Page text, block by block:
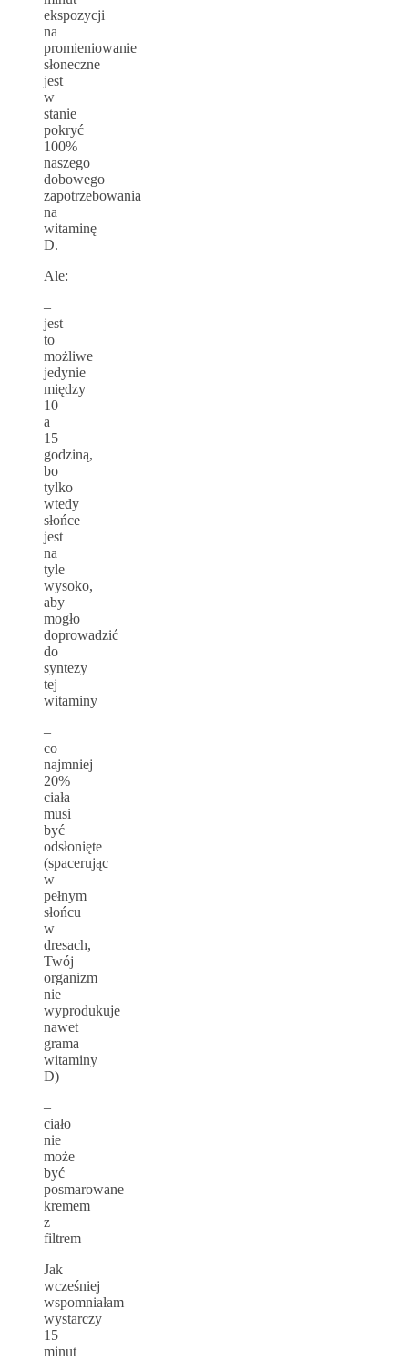
ekspozycji
na
promieniowanie
słoneczne
jest
w
stanie
pokryć
100%
naszego
dobowego
zapotrzebowania
na
witaminę
D.
Ale:
–
jest
to
możliwe
jedynie
między
10
a
15
godziną,
bo
tylko
wtedy
słońce
jest
na
tyle
wysoko,
aby
mogło
doprowadzić
do
syntezy
tej
witaminy
–
co
najmniej
20%
ciała
musi
być
odsłonięte
(spacerując
w
pełnym
słońcu
w
dresach,
Twój
organizm
nie
wyprodukuje
nawet
grama
witaminy
D)
–
ciało
nie
może
być
posmarowane
kremem
z
filtrem
Jak
wcześniej
wspomniałam
wystarczy
15
minut